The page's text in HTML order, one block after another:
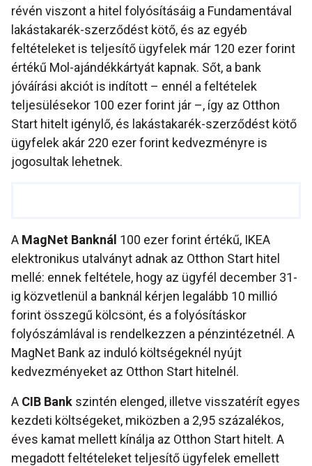
révén viszont a hitel folyósításáig a Fundamentával
lakástakarék-szerződést kötő, és az egyéb
feltételeket is teljesítő ügyfelek már 120 ezer forint
értékű Mol-ajándékkártyát kapnak. Sőt, a bank
jóváírási akciót is indított – ennél a feltételek
teljesülésekor 100 ezer forint jár –, így az Otthon
Start hitelt igénylő, és lakástakarék-szerződést kötő
ügyfelek akár 220 ezer forint kedvezményre is
jogosultak lehetnek.
A MagNet Banknál 100 ezer forint értékű, IKEA
elektronikus utalványt adnak az Otthon Start hitel
mellé: ennek feltétele, hogy az ügyfél december 31-
ig közvetlenül a banknál kérjen legalább 10 millió
forint összegű kölcsönt, és a folyósításkor
folyószámlával is rendelkezzen a pénzintézetnél. A
MagNet Bank az induló költségeknél nyújt
kedvezményeket az Otthon Start hitelnél.
A CIB Bank szintén elenged, illetve visszatérít egyes
kezdeti költségeket, miközben a 2,95 százalékos,
éves kamat mellett kínálja az Otthon Start hitelt. A
megadott feltételeket teljesítő ügyfelek emellett